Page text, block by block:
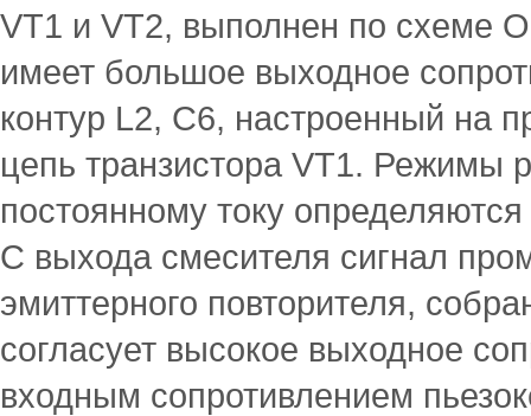
VT1 и VT2, выполнен по схеме
имеет большое выходное
контур L2, С6, настроенный на
цепь транзистора VT1. Режимы
постоянному току
С выхода смесителя сигнал
эмиттерного повторителя,
согласует высокое выходное
входным сопротивлением